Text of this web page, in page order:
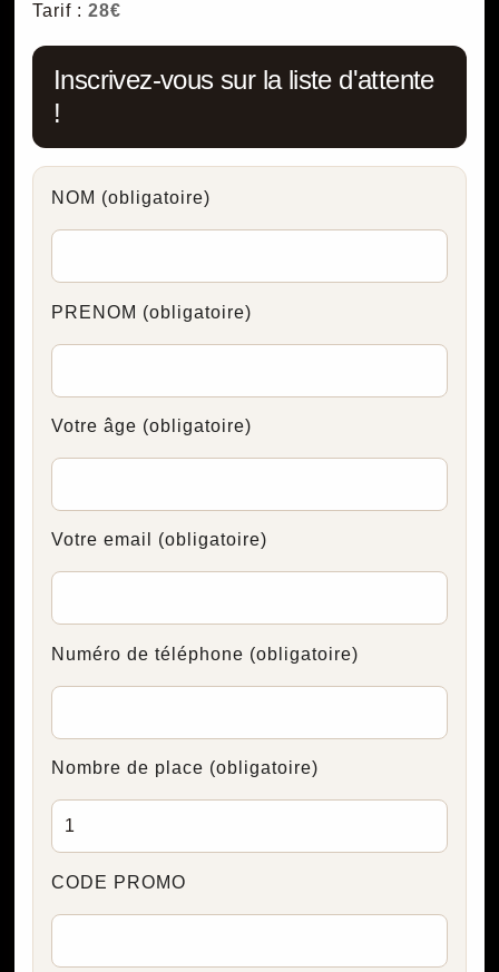
Tarif : 28€
Inscrivez-vous sur la liste d'attente
!
NOM (obligatoire)
PRENOM (obligatoire)
Votre âge (obligatoire)
Votre email (obligatoire)
Numéro de téléphone (obligatoire)
Nombre de place (obligatoire)
CODE PROMO